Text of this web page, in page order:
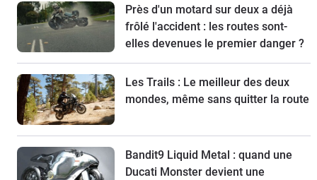
Près d'un motard sur deux a déjà
frôlé l'accident : les routes sont-
elles devenues le premier danger ?
Les Trails : Le meilleur des deux
mondes, même sans quitter la route
Bandit9 Liquid Metal : quand une
Ducati Monster devient une